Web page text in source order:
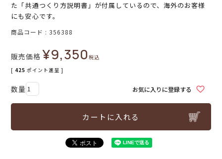
た「共通つくり方説明書」が付属しているので、海外のお客様
にも安心です。
商品コード 356388
販売価格 ¥9,350税込
[ 425 ポイント進呈 ]
お気に入りに登録する
カートに入れる